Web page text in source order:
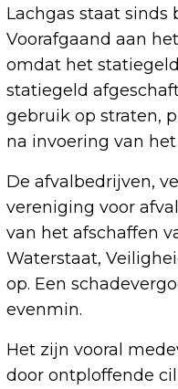
Lachgas staat
Voorafgaand aan
omdat het
statiegeld
gebruik op straten,
na invoering van
De afvalbedrijven,
vereniging voor
van het afschaffen
Waterstaat,
op. Een
evenmin.
Het zijn vooral
door ontploffende